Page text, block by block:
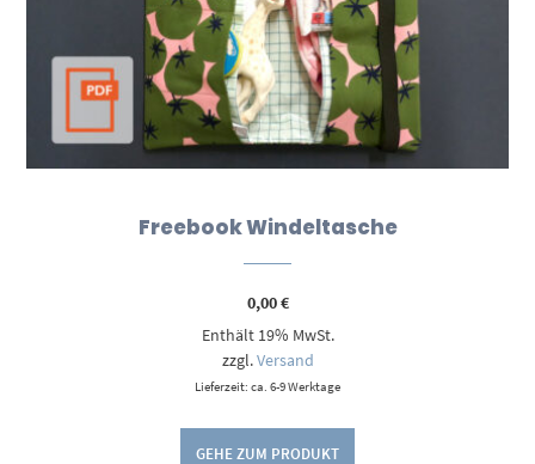
Freebook Windeltasche
0,00€
Enthält 19% MwSt.
zzgl.Versand
Lieferzeit: ca. 6-9 Werktage
GEHE ZUM PRODUKT